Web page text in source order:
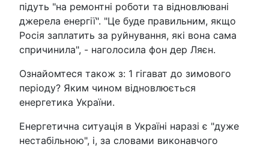
підуть "на ремонтні роботи та відновлювані
джерела енергії". "Це буде правильним, якщо
Росія заплатить за руйнування, які вона сама
спричинила", - наголосила фон дер Ляєн.
Ознайомтеся також з: 1 гігават до зимового
періоду? Яким чином відновлюється
енергетика України.
Енергетична ситуація в Україні наразі є "дуже
нестабільною", і, за словами виконавчого